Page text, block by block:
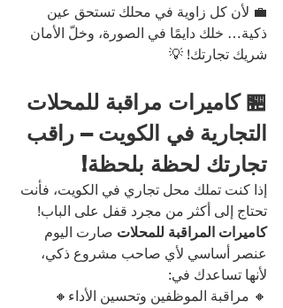
💼 لأن كل زاوية في محلك تستحق عين
ذكية… خلك دايمًا في الصورة، وخلّ الأمان
شريك تجارتك! 💡
🏪 كاميرات مراقبة للمحلات
التجارية في الكويت – راقب
تجارتك لحظة بلحظة!
إذا كنت تملك محل تجاري في الكويت، فأنت
تحتاج إلى أكثر من مجرد قفل على الباب!
كاميرات المراقبة للمحلات صارت اليوم
عنصر أساسي لأي صاحب مشروع ذكي،
لأنها تساعدك في:
🔸 مراقبة الموظفين وتحسين الأداء🔸